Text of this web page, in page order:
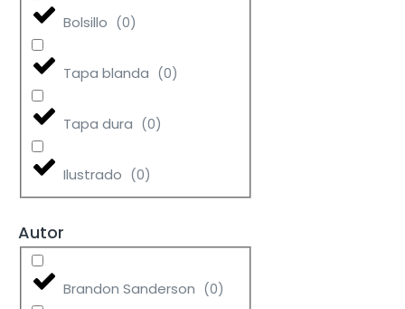
Bolsillo (0)
Tapa blanda (0)
Tapa dura (0)
Ilustrado (0)
Autor
Brandon Sanderson (0)